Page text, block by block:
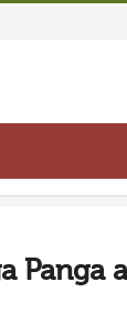
Panga